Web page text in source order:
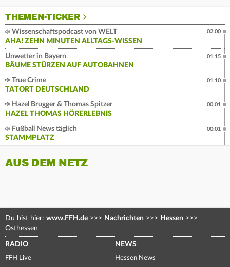
THEMEN-TICKER
Wissenschaftspodcast von WELT
AHA! ZEHN MINUTEN ALLTAGS-WISSEN
02:00
Unwetter in Bayern
BÄUME STÜRZEN AUF AUTOBAHNEN
01:15
True Crime
TATORT DEUTSCHLAND
01:10
Hazel Brugger & Thomas Spitzer
HAZEL THOMAS HÖRERLEBNIS
00:01
Fußball News täglich
STAMMPLATZ
00:01
AUS DEM NETZ
Du bist hier: www.FFH.de >>> Nachrichten >>> Hessen >>>
Osthessen
RADIO
FFH Live
NEWS
Hessen News